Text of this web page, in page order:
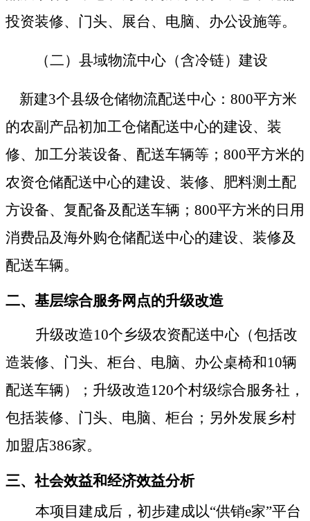
投资装修、门头、展台、电脑、办公设施等。
（二）县域物流中心（含冷链）建设
新建3个县级仓储物流配送中心：800平方米
的农副产品初加工仓储配送中心的建设、装
修、加工分装设备、配送车辆等；800平方米的
农资仓储配送中心的建设、装修、肥料测土配
方设备、复配备及配送车辆；800平方米的日用
消费品及海外购仓储配送中心的建设、装修及
配送车辆。
二、基层综合服务网点的升级改造
升级改造10个乡级农资配送中心（包括改
造装修、门头、柜台、电脑、办公桌椅和10辆
配送车辆）；升级改造120个村级综合服务社 ，
包括装修、门头、电脑、柜台；另外发展乡村
加盟店386家。
三、 社会效益和经济效益分析
本项目建成后， 初步建成以“供销e家”平台